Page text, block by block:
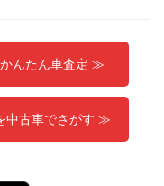
んたん車査定 ≫
中古車でさがす ≫